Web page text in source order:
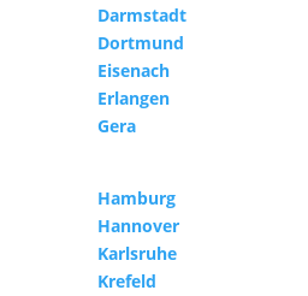
Darmstadt
Dortmund
Eisenach
Erlangen
Gera
Hamburg
Hannover
Karlsruhe
Krefeld